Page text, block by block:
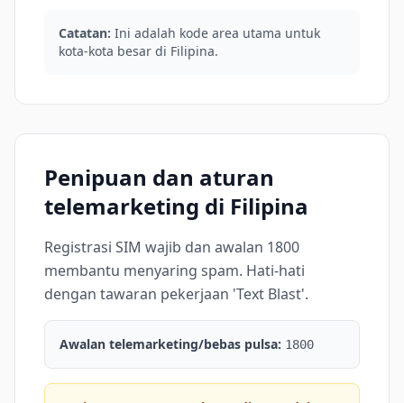
Catatan: Ini adalah kode area utama untuk
kota-kota besar di Filipina.
Penipuan dan aturan
telemarketing di Filipina
Registrasi SIM wajib dan awalan 1800
membantu menyaring spam. Hati-hati
dengan tawaran pekerjaan 'Text Blast'.
Awalan telemarketing/bebas pulsa: 1800